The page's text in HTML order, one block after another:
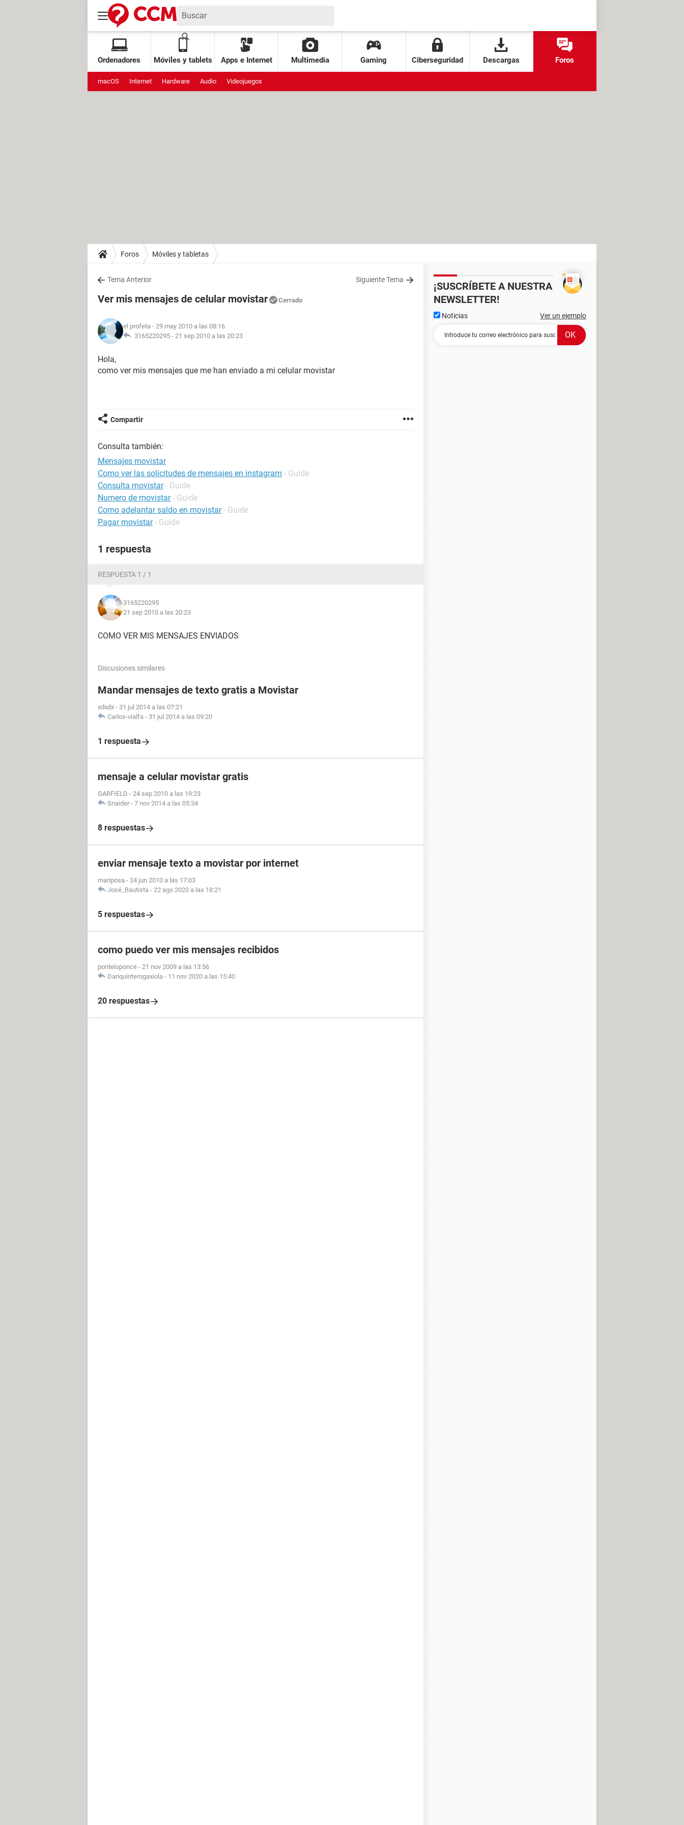
Ordenadores Móviles y tablets Apps e Internet Multimedia Gaming Ciberseguridad Descargas Foros
macOS Internet Hardware Audio Videojuegos
Foros Móviles y tabletas
Tema Anterior Siguiente Tema
Ver mis mensajes de celular movistar Cerrado
el profeta - 29 may 2010 a las 08:16
3165220295 - 21 sep 2010 a las 20:23
Hola,
como ver mis mensajes que me han enviado a mi celular movistar
Compartir
Consulta también:
Mensajes movistar
Como ver las solicitudes de mensajes en instagram - Guide
Consulta movistar - Guide
Numero de movistar - Guide
Como adelantar saldo en movistar - Guide
Pagar movistar - Guide
1 respuesta
RESPUESTA 1 / 1
3165220295
21 sep 2010 a las 20:23
COMO VER MIS MENSAJES ENVIADOS
Discusiones similares
Mandar mensajes de texto gratis a Movistar
xdxdx - 31 jul 2014 a las 07:21
Carlos-vialfa - 31 jul 2014 a las 09:20
1 respuesta
mensaje a celular movistar gratis
GARFIELD - 24 sep 2010 a las 19:23
Snaider - 7 nov 2014 a las 05:34
8 respuestas
enviar mensaje texto a movistar por internet
mariposa - 24 jun 2010 a las 17:03
José_Bautista - 22 ago 2020 a las 18:21
5 respuestas
como puedo ver mis mensajes recibidos
ponteloponce - 21 nov 2009 a las 13:56
Dariquinterogaxiola - 11 nov 2020 a las 15:40
20 respuestas
¡SUSCRÍBETE A NUESTRA
NEWSLETTER!
Noticias Ver un ejemplo